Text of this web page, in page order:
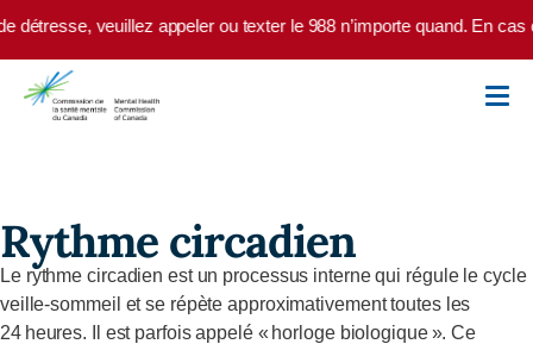
Skip to main content
détresse, veuillez appeler ou texter le 988 n’importe quand. En cas
Rythme circadien
Le rythme circadien est un processus interne qui régule le cycle
veille-sommeil et se répète approximativement toutes les
24 heures. Il est parfois appelé « horloge biologique ». Ce